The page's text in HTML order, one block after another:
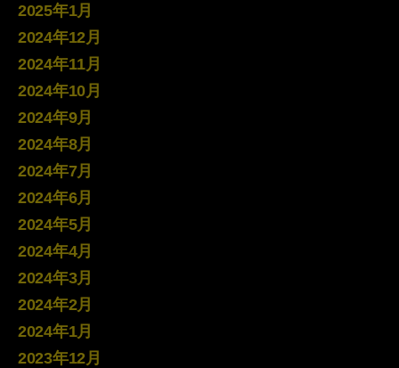
2025年1月
2024年12月
2024年11月
2024年10月
2024年9月
2024年8月
2024年7月
2024年6月
2024年5月
2024年4月
2024年3月
2024年2月
2024年1月
2023年12月